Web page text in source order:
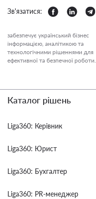
Зв'язатися:
забезпечує український бізнес
інформацією, аналітикою та
технологічними рішеннями для
ефективної та безпечної роботи.
Каталог рішень
Liga360: Керівник
Liga360: Юрист
Liga360: Бухгалтер
Liga360: PR-менеджер